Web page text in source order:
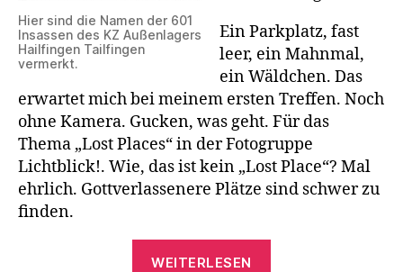
Hier sind die Namen der 601
Insassen des KZ Außenlagers
Hailfingen Tailfingen
vermerkt.
Ein Parkplatz, fast
leer, ein Mahnmal,
ein Wäldchen. Das
erwartet mich bei meinem ersten Treffen. Noch
ohne Kamera. Gucken, was geht. Für das
Thema „Lost Places“ in der Fotogruppe
Lichtblick!. Wie, das ist kein „Lost Place“? Mal
ehrlich. Gottverlassenere Plätze sind schwer zu
finden.
WEITERLESEN